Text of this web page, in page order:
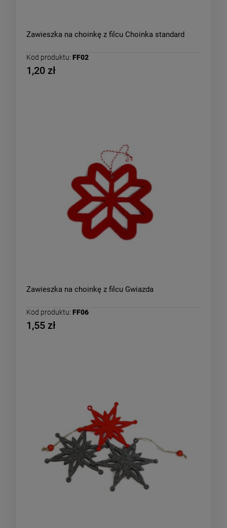
Zawieszka na choinkę z filcu Choinka standard
Kod produktu: FF02
1,20 zł
Zawieszka na choinkę z filcu Gwiazda
Kod produktu: FF06
1,55 zł